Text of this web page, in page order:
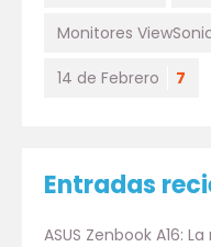
Monitores
14 de Febrero 7
Entradas
ASUS Zenbook A16: